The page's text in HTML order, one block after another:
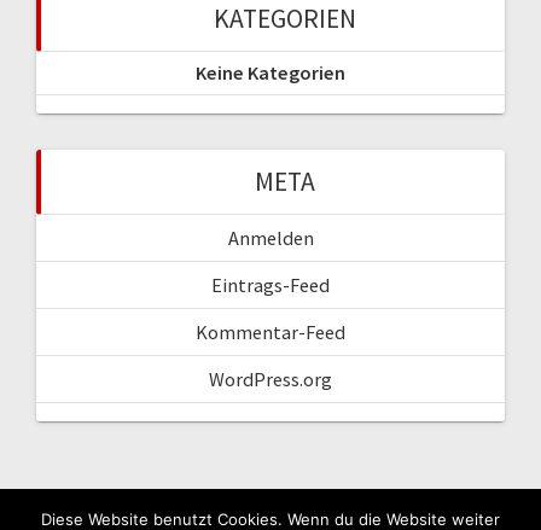
KATEGORIEN
Keine Kategorien
META
Anmelden
Eintrags-Feed
Kommentar-Feed
WordPress.org
Diese Website benutzt Cookies. Wenn du die Website weiter